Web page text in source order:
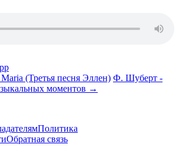
(Третья песня Эллен) Ф. Шуберт -
моментов →
Политика
Обратная связь